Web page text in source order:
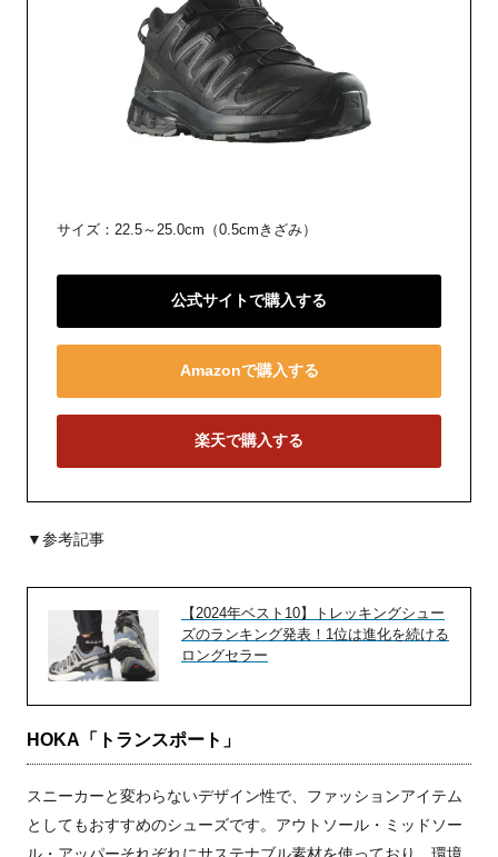
サイズ：22.5～25.0cm（0.5cmきざみ）
公式サイトで購入する
Amazonで購入する
楽天で購入する
▼参考記事
【2024年ベスト10】トレッキングシュー
ズのランキング発表！1位は進化を続ける
ロングセラー
HOKA「トランスポート」
スニーカーと変わらないデザイン性で、ファッションアイテム
としてもおすすめのシューズです。アウトソール・ミッドソー